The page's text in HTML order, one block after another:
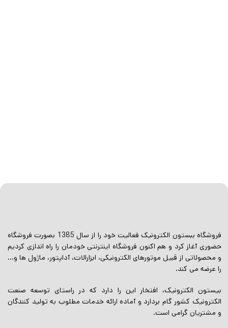
فروشگاه ببستون الکترونیک فعالیت خود را از سال 1385 بصورت فروشگاه
حضوری آغاز کرد و هم اکنون فروشگاه اینترنتی خودمان را راه اندازی کردیم
و محصولاتی از قبیل موتورهای الکترونیکی، ابزارالات، آداپتور، ماژول ها و…
را عرضه می کند.
بیستون الکترونیک، افتخار این را دارد که در راستای توسعه صنعت
الکترونیک کشور گام بردارد و آماده ارائه خدمات مطلوب به تولید کنندگان
و مشتریان گرامی است.